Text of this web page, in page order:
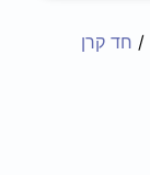
/ חד קרן